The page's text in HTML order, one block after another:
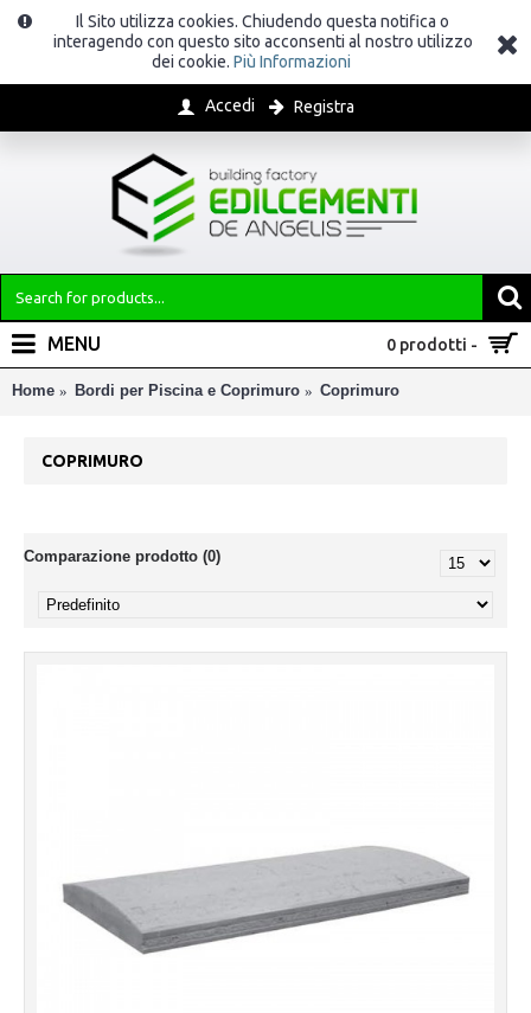
Il Sito utilizza cookies. Chiudendo questa notifica o
interagendo con questo sito acconsenti al nostro utilizzo
dei cookie. Più Informazioni
Accedi Registra
0 prodotti -
MENU
Home Bordi per Piscina e Coprimuro Coprimuro
COPRIMURO
Comparazione prodotto (0)